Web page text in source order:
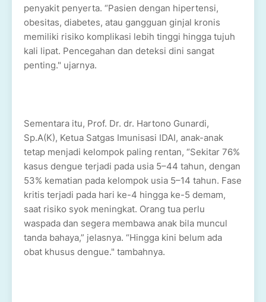
penyakit penyerta. “Pasien dengan hipertensi,
obesitas, diabetes, atau gangguan ginjal kronis
memiliki risiko komplikasi lebih tinggi hingga tujuh
kali lipat. Pencegahan dan deteksi dini sangat
penting." ujarnya.
Sementara itu, Prof. Dr. dr. Hartono Gunardi,
Sp.A(K), Ketua Satgas Imunisasi IDAI, anak-anak
tetap menjadi kelompok paling rentan, “Sekitar 76%
kasus dengue terjadi pada usia 5–44 tahun, dengan
53% kematian pada kelompok usia 5–14 tahun. Fase
kritis terjadi pada hari ke-4 hingga ke-5 demam,
saat risiko syok meningkat. Orang tua perlu
waspada dan segera membawa anak bila muncul
tanda bahaya,” jelasnya. “Hingga kini belum ada
obat khusus dengue." tambahnya.